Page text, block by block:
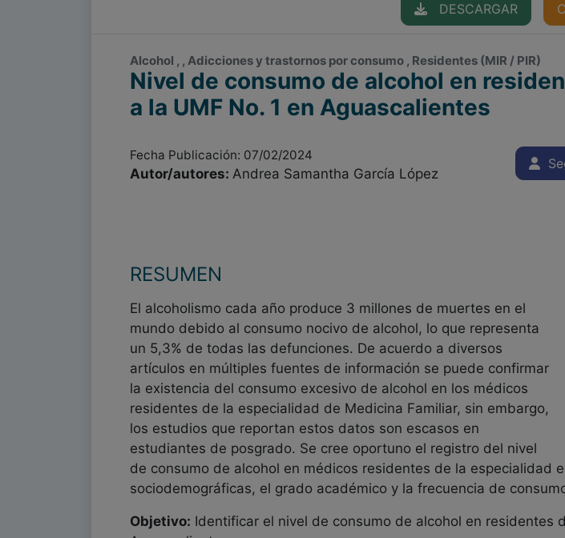
DESCARGAR
Alcohol , , Adicciones y trastornos por consumo , Residentes (MIR / PIR)
Nivel de consumo de alcohol en
a la UMF No. 1 en Aguascalientes
Fecha Publicación: 07/02/2024
Autor/autores: Andrea Samantha García López
RESUMEN
El alcoholismo cada año produce 3 millones de muertes en el
mundo debido al consumo nocivo de alcohol, lo que representa
un 5,3% de todas las defunciones. De acuerdo a diversos
artículos en múltiples fuentes de información se puede confirmar
la existencia del consumo excesivo de alcohol en los médicos
residentes de la especialidad de Medicina Familiar, sin embargo,
los estudios que reportan estos datos son escasos en
estudiantes de posgrado. Se cree oportuno el registro del nivel
de consumo de alcohol en médicos residentes de la especialidad
sociodemográficas, el grado académico y la frecuencia de
Objetivo: Identificar el nivel de consumo de alcohol en residentes